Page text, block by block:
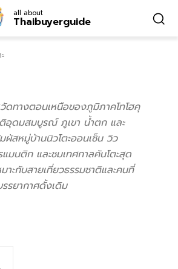
all about
Thaibuyerguide
ดทางตอนเหนือของภูมิภาคโทโฮคุ
อุดมสมบูรณ์ ภูเขา น้ำตก และ
สหมู่บ้านนิวโตะออนเซ็น วิว
แมนติก และชมเทศกาลคันโตะสุด
ะกับสายเที่ยวธรรมชาติและคนที่
รยากาศดั้งเดิม